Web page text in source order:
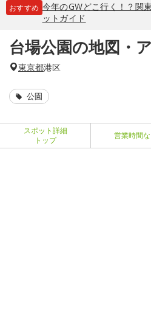
おすすめ 今年のGWどこ行く！？関
ットガイド
台場公園の地図・
東京都港区
公園
スポット詳細
トップ
営業時間